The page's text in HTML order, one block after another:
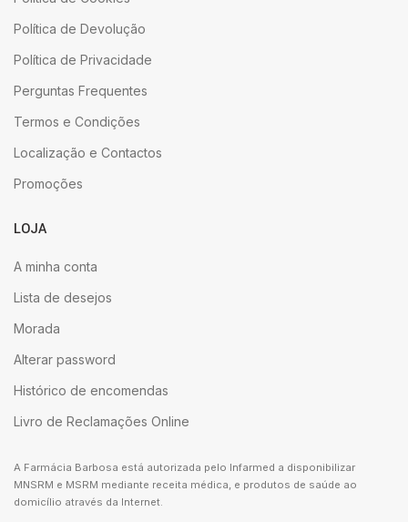
Política de Devolução
Política de Privacidade
Perguntas Frequentes
Termos e Condições
Localização e Contactos
Promoções
LOJA
A minha conta
Lista de desejos
Morada
Alterar password
Histórico de encomendas
Livro de Reclamações Online
A Farmácia Barbosa está autorizada pelo Infarmed a disponibilizar
MNSRM e MSRM mediante receita médica, e produtos de saúde ao
domicílio através da Internet.